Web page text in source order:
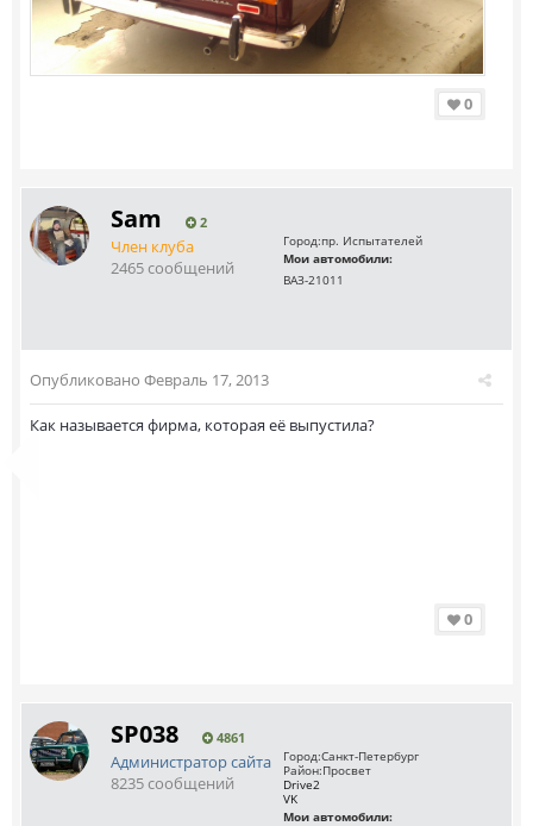
0
Sam 2
Член клуба
2465 сообщений
Город:пр. Испытателей
Мои автомобили:
ВАЗ-21011
Опубликовано Февраль 17, 2013
Как называется фирма, которая её выпустила?
0
SP038 4861
Администратор сайта
8235 сообщений
Город:Санкт-Петербург
Район:Просвет
Drive2
VK
Мои автомобили: